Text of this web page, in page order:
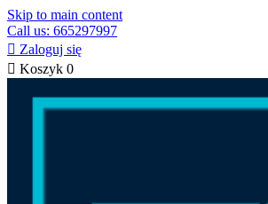
Skip to main content
Call us: 665297997
 Zaloguj się
 Koszyk 0